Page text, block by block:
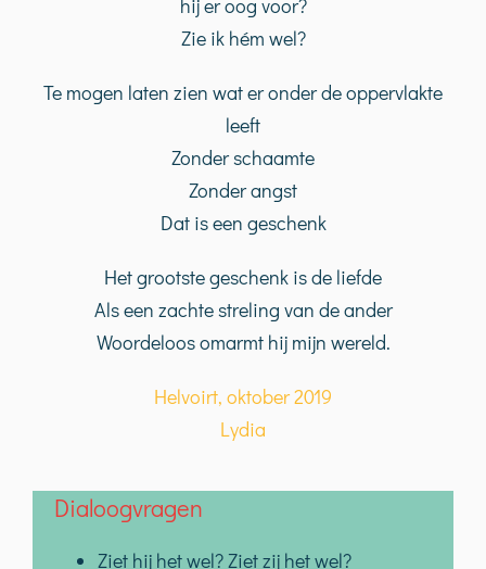
hij er oog voor?
Zie ik hém wel?
Te mogen laten zien wat er onder de oppervlakte
leeft
Zonder schaamte
Zonder angst
Dat is een geschenk
Het grootste geschenk is de liefde
Als een zachte streling van de ander
Woordeloos omarmt hij mijn wereld.
Helvoirt, oktober 2019
Lydia
Dialoogvragen
Ziet hij het wel? Ziet zij het wel?